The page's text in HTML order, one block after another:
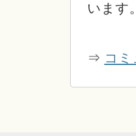
います
⇒ コ